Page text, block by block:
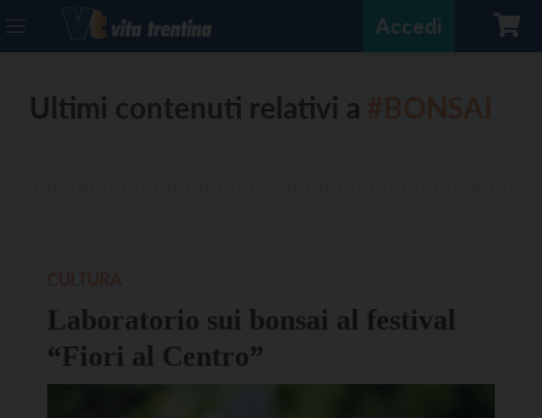
Accedi
Ultimi contenuti relativi a
Laboratorio sui bonsai al festival
“Fiori al Centro”